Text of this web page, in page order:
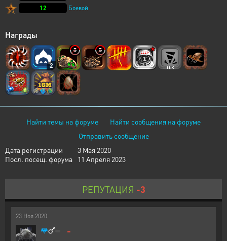
12
Боевой
Награды
2
Найти темы на форуме
Найти сообщения на форуме
Отправить сообщение
Дата регистрации
3 Мая 2020
Посл. посещ. форума
11 Апреля 2023
РЕПУТАЦИЯ -3
23 Ноя 2020
-